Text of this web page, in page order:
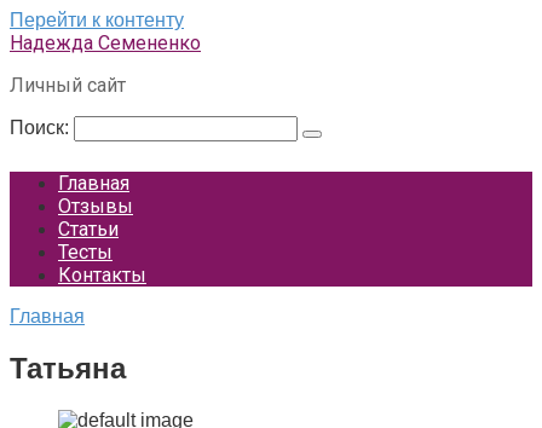
Перейти к контенту
Надежда Семененко
Личный сайт
Поиск:
Главная
Отзывы
Статьи
Тесты
Контакты
Главная
Татьяна